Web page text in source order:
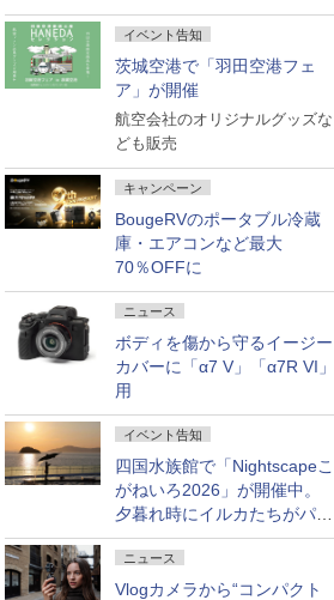
イベント告知
茨城空港で「羽田空港フェ
ア」が開催
航空会社のオリジナルグッズな
ども販売
キャンペーン
BougeRVのポータブル冷蔵
庫・エアコンなど最大
70％OFFに
ニュース
ボディを傷から守るイージー
カバーに「α7 V」「α7R VI」
用
イベント告知
四国水族館で「Nightscapeこ
がねいろ2026」が開催中。
夕暮れ時にイルカたちがパフ
ォーマンスを繰り広げる
ニュース
Vlogカメラから“コンパクト